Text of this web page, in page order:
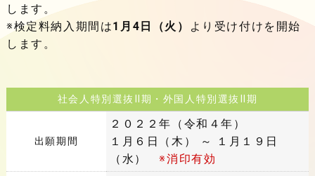
します。
※検定料納入期間は1月4日（火）
より受け付けを開始
します。
社会人特別選抜Ⅱ期・外国人特別選抜Ⅱ期
出願期間
２０２２年（令和４年）
１月６日（木） ～ １月１９日
（水）※消印有効